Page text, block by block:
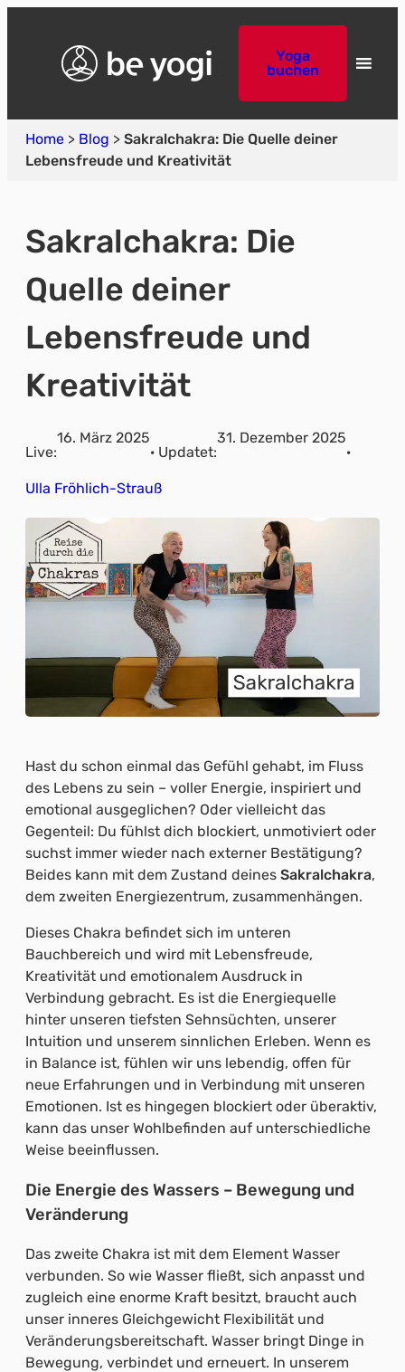
Yoga
buchen
Home > Blog > Sakralchakra: Die Quelle deiner
Lebensfreude und Kreativität
Sakralchakra: Die
Quelle deiner
Lebensfreude und
Kreativität
Live:
16. März 2025
· Updatet:
31. Dezember 2025
·
Ulla Fröhlich-Strauß
Hast du schon einmal das Gefühl gehabt, im Fluss
des Lebens zu sein – voller Energie, inspiriert und
emotional ausgeglichen? Oder vielleicht das
Gegenteil: Du fühlst dich blockiert, unmotiviert oder
suchst immer wieder nach externer Bestätigung?
Beides kann mit dem Zustand deines Sakralchakra,
dem zweiten Energiezentrum, zusammenhängen.
Dieses Chakra befindet sich im unteren
Bauchbereich und wird mit Lebensfreude,
Kreativität und emotionalem Ausdruck in
Verbindung gebracht. Es ist die Energiequelle
hinter unseren tiefsten Sehnsüchten, unserer
Intuition und unserem sinnlichen Erleben. Wenn es
in Balance ist, fühlen wir uns lebendig, offen für
neue Erfahrungen und in Verbindung mit unseren
Emotionen. Ist es hingegen blockiert oder überaktiv,
kann das unser Wohlbefinden auf unterschiedliche
Weise beeinflussen.
Die Energie des Wassers – Bewegung und
Veränderung
Das zweite Chakra ist mit dem Element Wasser
verbunden. So wie Wasser fließt, sich anpasst und
zugleich eine enorme Kraft besitzt, braucht auch
unser inneres Gleichgewicht Flexibilität und
Veränderungsbereitschaft. Wasser bringt Dinge in
Bewegung, verbindet und erneuert. In unserem